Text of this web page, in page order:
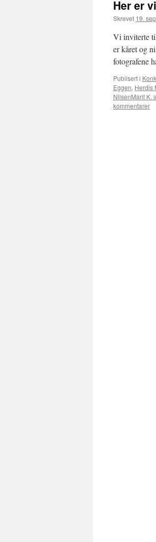
Her er
Skrevet 19.
Vi inviterte
er kåret og
fotografene
Publisert i
Eggen, Herdis
NilsenMarit K.
kommentarer